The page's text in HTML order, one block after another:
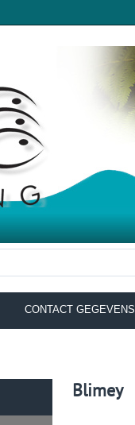
CONTACT GEGEVENS
Blimey